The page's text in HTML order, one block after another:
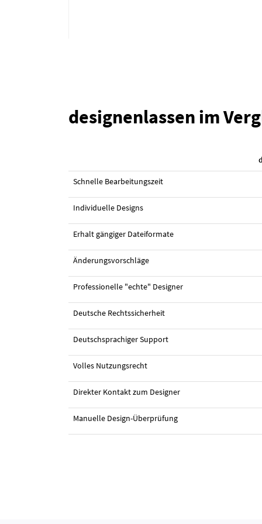
#149 Logo-Visitenkarte von
designenlassen im
Schnelle Bearbeitungszeit
Individuelle Designs
Erhalt gängiger Dateiformate
Änderungsvorschläge
Professionelle "echte" Designer
Deutsche Rechtssicherheit
Deutschsprachiger Support
Volles Nutzungsrecht
Direkter Kontakt zum Designer
Manuelle Design-Überprüfung